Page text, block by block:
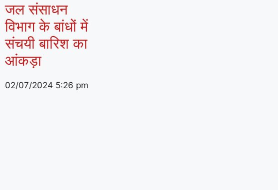
जल संसाधन
विभाग के बांधों में
संचयी बारिश का
आंकड़ा
02/07/2024 5:26 pm